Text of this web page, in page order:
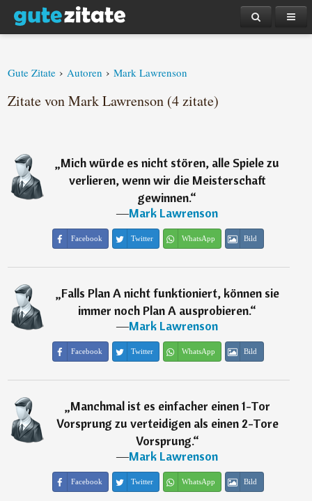
Gute Zitate › Autoren › Mark Lawrenson
Zitate von Mark Lawrenson (4 zitate)
„Mich würde es nicht stören, alle Spiele zu
verlieren, wenn wir die Meisterschaft
gewinnen.“
―Mark Lawrenson
Facebook Twitter WhatsApp Bild
„Falls Plan A nicht funktioniert, können sie
immer noch Plan A ausprobieren.“
―Mark Lawrenson
Facebook Twitter WhatsApp Bild
„Manchmal ist es einfacher einen 1-Tor
Vorsprung zu verteidigen als einen 2-Tore
Vorsprung.“
―Mark Lawrenson
Facebook Twitter WhatsApp Bild